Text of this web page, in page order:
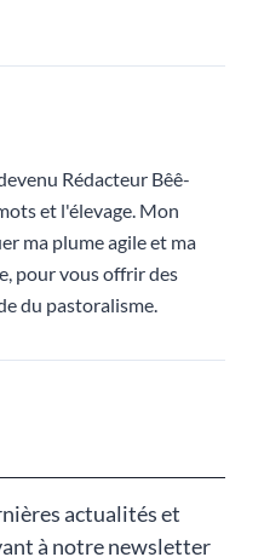
Rédacteur Bêê-
et l'élevage. Mon
ma plume agile et ma
pour vous offrir des
du pastoralisme.
actualités et
à notre newsletter